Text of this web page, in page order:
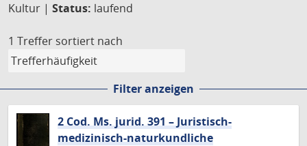
Kultur | Status: laufend
1 Treffer sortiert nach
Filter anzeigen
2 Cod. Ms. jurid. 391 – Juristisch-
medizinisch-naturkundliche